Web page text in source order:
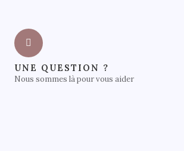
UNE QUESTION ?
Nous sommes là pour vous aider